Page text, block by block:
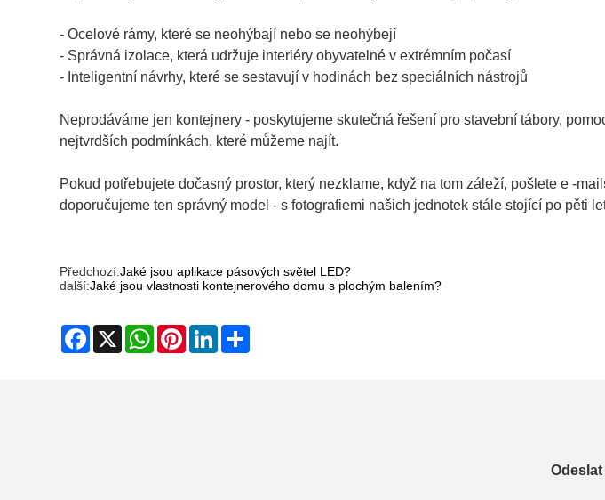
- Ocelové rámy, které se neohýbají nebo se neohýbejí
- Správná izolace, která udržuje interiéry obyvatelné v extrémním počasí
- Inteligentní návrhy, které se sestavují v hodinách bez speciálních nástrojů
Neprodáváme jen kontejnery - poskytujeme skutečná řešení pro stavební tábory,
nejtvrdších podmínkách, které můžeme najít.
Pokud potřebujete dočasný prostor, který nezklame, když na tom záleží, pošlete e -mail
doporučujeme ten správný model - s fotografiemi našich jednotek stále stojící po pěti
Předchozí:Jaké jsou aplikace pásových světel LED?
další:Jaké jsou vlastnosti kontejnerového domu s plochým balením?
Facebook
X WhatsAppPinterestLinkedIn